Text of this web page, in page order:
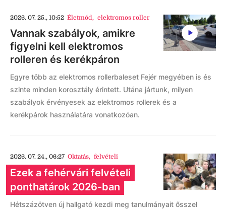
2026. 07. 25., 10:52 Életmód, elektromos roller
Vannak szabályok, amikre
figyelni kell elektromos
rolleren és kerékpáron
Egyre több az elektromos rollerbaleset Fejér megyében is és
szinte minden korosztály érintett. Utána jártunk, milyen
szabályok érvényesek az elektromos rollerek és a
kerékpárok használatára vonatkozóan.
2026. 07. 24., 06:27 Oktatás, felvételi
Ezek a fehérvári felvételi
ponthatárok 2026-ban
Hétszázötven új hallgató kezdi meg tanulmányait ősszel